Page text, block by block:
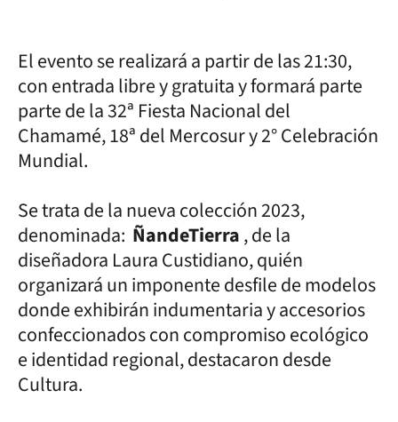
El evento se realizará a partir de las 21:30,
con entrada libre y gratuita y formará parte
parte de la 32ª Fiesta Nacional del
Chamamé, 18ª del Mercosur y 2° Celebración
Mundial.
Se trata de la nueva colección 2023,
denominada: ÑandeTierra, de la
diseñadora Laura Custidiano, quién
organizará un imponente desfile de modelos
donde exhibirán indumentaria y accesorios
confeccionados con compromiso ecológico
e identidad regional, destacaron desde
Cultura.